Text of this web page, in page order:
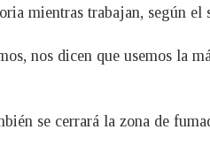
mientras trabajan, según el
nos dicen que usemos la
se cerrará la zona de